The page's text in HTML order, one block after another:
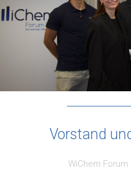
Vorstand
WiChem